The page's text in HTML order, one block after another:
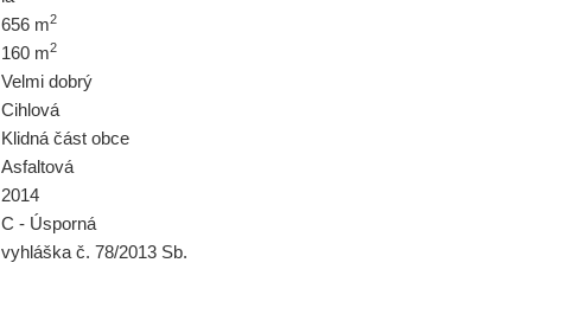
656 m2
160 m2
Velmi dobrý
Cihlová
Klidná část obce
Asfaltová
2014
C - Úsporná
vyhláška č. 78/2013 Sb.